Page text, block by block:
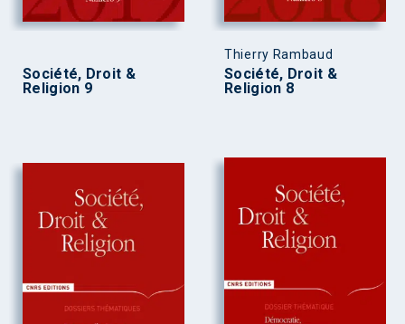
Société, Droit &
Religion 9
Thierry Rambaud
Société, Droit &
Religion 8